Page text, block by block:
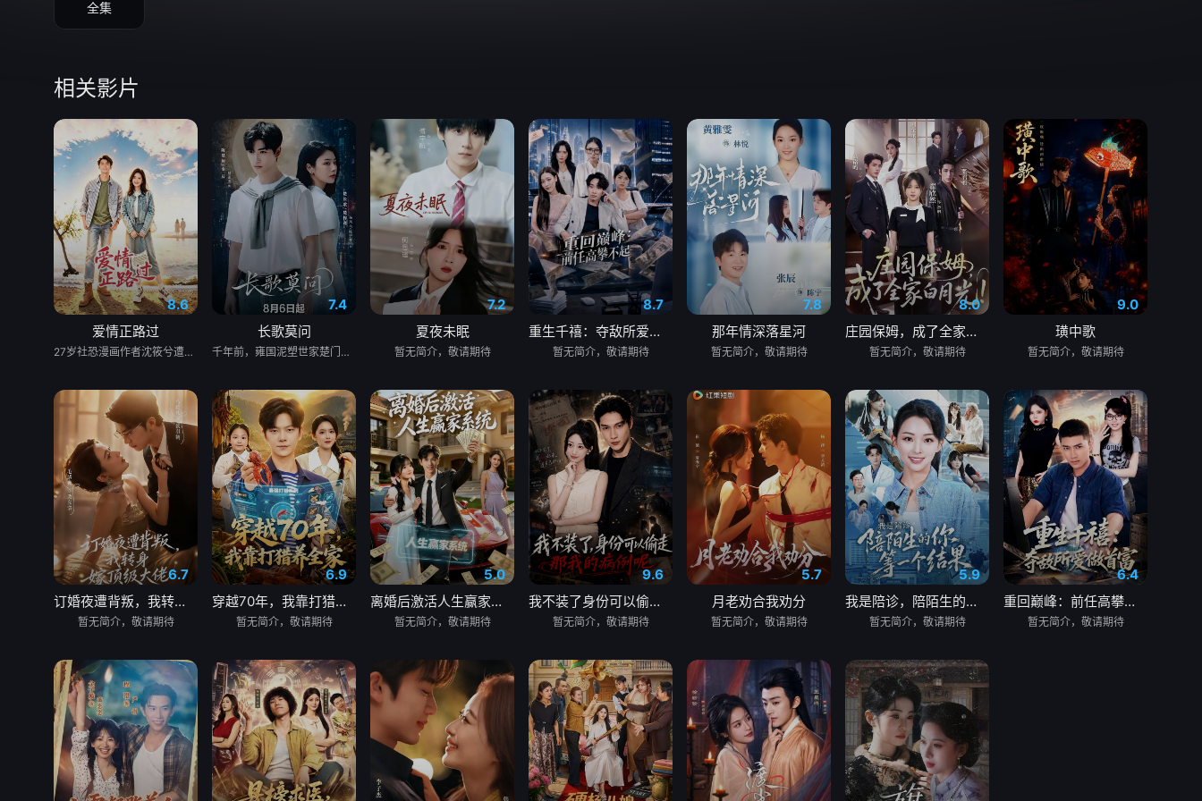
全集
相关影片
8.6
爱情正路过
27岁社恐漫画作者沈筱兮遭遇创作危机与健康难题，身心陷入低谷，独自前往昆明开启告别之旅。途中她遇见热忱善良的彝族巴士司机木萨，春城美景、浓郁民族风情与木萨长久的陪伴，慢慢抚平她内心阴霾，唤醒创作灵感。她以二人相遇为蓝本创作漫画《爱情正路过》，在现实与笔下故事交织间完成自我救赎。剧集融合彝绣、扎染等云南非遗，聚焦心理困境、职业焦虑等现实话题，跳出俗套甜宠叙事，传递自愈重生的力量，入选“跟着微短剧去旅行”推荐剧目。
7.4
长歌莫问
千年前，雍国泥塑世家楚门因进贡的“十二生肖”离奇流血炸裂，惨遭满门流放，楚父以死鸣冤。楚家大小姐楚梓鸢带着滔天恨意，在屠刀落地的瞬间，灵魂跨越千年，附身到了与她容貌一模一样的女大学生——楚长歌的身上。命运的齿轮再次转动... &nbsp; &nbsp; &nbsp; &nbsp; &nbsp; &nbsp; &nbsp; &nbsp; &nbsp; &nbsp; &nbsp; &nbsp; &nbsp; &nbsp; &nbsp; &nbsp; &nbsp; &nbsp; &nbsp; &nbsp; &nbsp; &nbsp; &nbsp; &nbsp; &nbsp; &nbsp; &nbsp; &nbsp; &nbsp; &nbsp; &nbsp; &nbsp; &nbsp; &nbsp; &nbsp; 重生后，她惊觉现任男友陈莫问竟与前世仇人南辰面貌如一。面对这张令她切齿又心动的“仇人脸”，楚梓鸢在复仇执念与现实温情间反复横跳，与陈莫问展开了一段亦敌亦友、极限拉扯的宿命羁绊。 &nbsp; &nbsp; &nbsp; &nbsp; &nbsp; &nbsp; &nbsp; &nbsp; &nbsp; &nbsp; &nbsp; &nbsp; &nbsp; &nbsp; &nbsp; &nbsp; &nbsp; &nbsp; &nbsp; &nbsp; &nbsp; &nbsp; &nbsp; &nbsp; &nbsp; &nbsp; &nbsp; &nbsp; &nbsp; &nbsp; &nbsp; &nbsp; &nbsp; &nbsp; &nbsp; 与此同时，围绕楚门遗作“泥塑坐虎”的夺宝大战爆发，各方势力意图夺取其中暗藏的密集《天工开物》。在阴谋环伺的全国泥塑大赛中，面对对手的投毒陷害与技术封锁，楚长歌与陈莫问最终放下成见，携手破局。他们利用硬核化学原理强势拆穿延续千年的“流血”骗局，在惊险的博弈中不仅守护了家族命脉，更揭开了当年背叛背后的深情真相。最终，这份执念化为大爱，楚门非遗技艺在两人的共同守护下，跨越千年焕发出全新生机。
7.2
夏夜未眠
暂无简介，敬请期待
8.7
重生千禧：夺敌所爱做首富
暂无简介，敬请期待
7.8
那年情深落星河
暂无简介，敬请期待
8.0
庄园保姆，成了全家白月光
暂无简介，敬请期待
9.0
璜中歌
暂无简介，敬请期待
6.7
订婚夜遭背叛，我转身嫁顶级大佬
暂无简介，敬请期待
6.9
穿越70年，我靠打猎养全家
暂无简介，敬请期待
5.0
离婚后激活人生赢家系统
暂无简介，敬请期待
9.6
我不装了身份可以偷走那我的病例呢
暂无简介，敬请期待
5.7
月老劝合我劝分
暂无简介，敬请期待
5.9
我是陪诊，陪陌生的你等一个结果
暂无简介，敬请期待
6.4
重回巅峰：前任高攀不起
暂无简介，敬请期待